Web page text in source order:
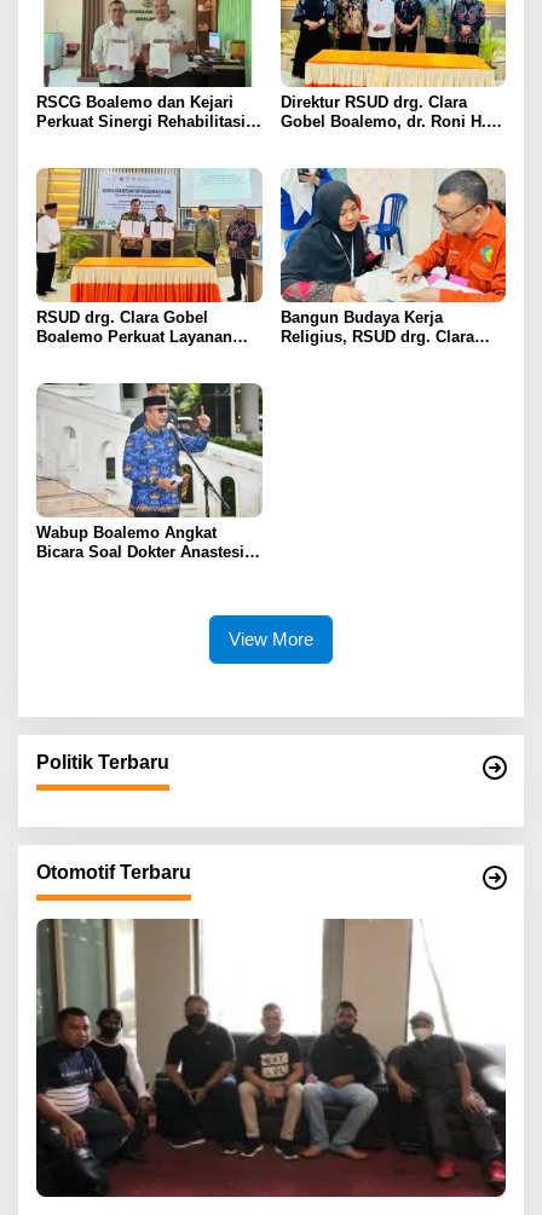
RSCG Boalemo dan Kejari
Perkuat Sinergi Rehabilitasi
Restoratif
Direktur RSUD drg. Clara
Gobel Boalemo, dr. Roni H.
Uronefrologi
RSUD drg. Clara Gobel
Boalemo Perkuat Layanan
Tingkatkan Akses Layanan
Spesialistik
Bangun Budaya Kerja
Religius, RSUD drg. Clara
Wabup Boalemo Angkat
Bicara Soal Dokter Anastesi
View More
Politik Terbaru
Otomotif Terbaru